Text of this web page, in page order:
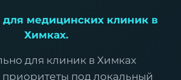
медицинских клиник в
Химках.
для клиник в Химках
под локальный